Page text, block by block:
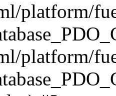
platform/
platform/